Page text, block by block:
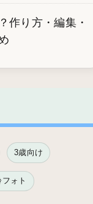
作り方・編集・
3歳向け
フォト